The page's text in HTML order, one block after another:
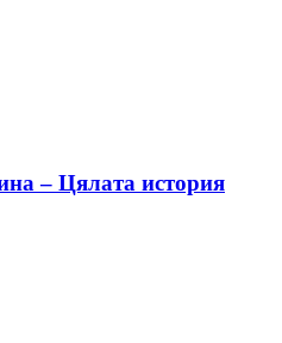
– Цялата история